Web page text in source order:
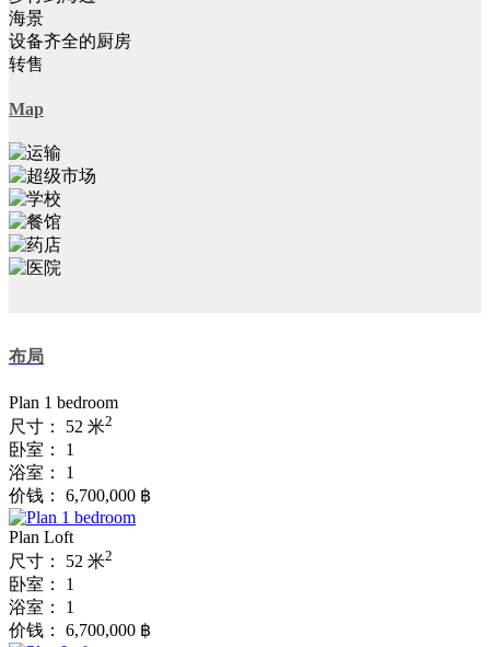
海景
设备齐全的厨房
转售
Map
布局
Plan 1 bedroom
尺寸：
52 米2
卧室：
1
浴室：
1
价钱：
6,700,000 ฿
Plan Loft
尺寸：
52 米2
卧室：
1
浴室：
1
价钱：
6,700,000 ฿